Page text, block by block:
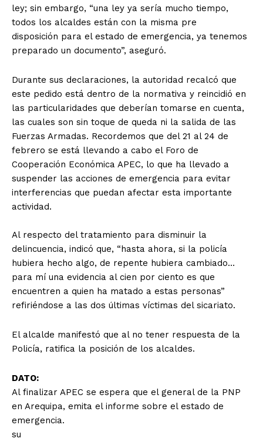
ley; sin embargo, “una ley ya sería mucho tiempo,
todos los alcaldes están con la misma pre
disposición para el estado de emergencia, ya tenemos
preparado un documento”, aseguró.
Durante sus declaraciones, la autoridad recalcó que
este pedido está dentro de la normativa y reincidió en
las particularidades que deberían tomarse en cuenta,
las cuales son sin toque de queda ni la salida de las
Fuerzas Armadas. Recordemos que del 21 al 24 de
febrero se está llevando a cabo el Foro de
Cooperación Económica APEC, lo que ha llevado a
suspender las acciones de emergencia para evitar
interferencias que puedan afectar esta importante
actividad.
Al respecto del tratamiento para disminuir la
delincuencia, indicó que, “hasta ahora, si la policía
hubiera hecho algo, de repente hubiera cambiado…
para mí una evidencia al cien por ciento es que
encuentren a quien ha matado a estas personas”
refiriéndose a las dos últimas víctimas del sicariato.
El alcalde manifestó que al no tener respuesta de la
Policía, ratifica la posición de los alcaldes.
DATO:
Al finalizar APEC se espera que el general de la PNP
en Arequipa, emita el informe sobre el estado de
emergencia.
su